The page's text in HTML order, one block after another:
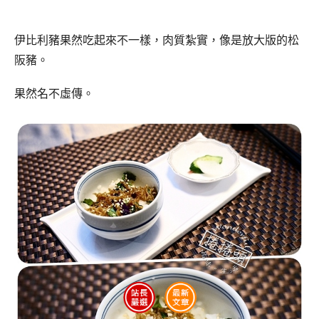
伊比利豬果然吃起來不一樣，肉質紮實，像是放大版的松
阪豬。
果然名不虛傳。